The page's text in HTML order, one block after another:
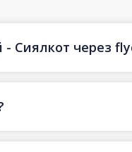
Сиялкот через